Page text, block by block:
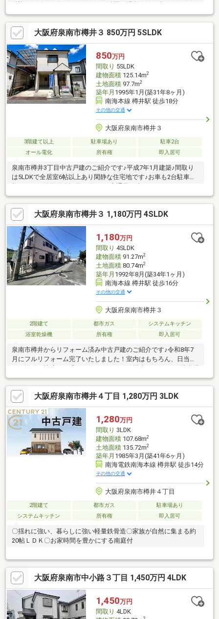
送迎サービスも有りますので、ご希望の場所までお車でお伺いし
ます♪【無料不動産購入相談会 実施中！】物件探しだけでなく、
リフォーム、住宅ローン、火災保険等、皆様の気になる疑問にお
答えします！泉南市・阪南市のおうち探しはお任せください！
【お問い合わせについて】「見学予約する」「資料請求する」か
らのお問い合わせは24時間受付中！ネットに掲載していない物件
もご紹介できます！「お電話」「資料請求する」からお気軽にお
問い合わせください！
大阪府泉南市樽井３ 850万円 5SLDK
850万円
間取り 5SLDK
建物面積125.14m2
土地面積97.7m2
築年月 1995年1月(築31年8ヶ月)
南海本線 樽井駅 徒歩18分
その他の交通
大阪府泉南市樽井３
3階建て以上 駐車場あり
駐車2台
オール電化
所有権 即入居可
泉南市樽井3丁目中古戸建のご紹介です♪平成7年1月建築♪間取り
は5LDKで全居室6帖以上あり閑静な住宅地です♪お車も2台駐車可
つでもご内覧いただけますので是非一度見学いかがでしょうか♪皆
さまからのお問い合わせをお待ちしております。※令和8年度固定
資産税：調査中※増築未登記部分有（3階部分、約26.73平米）
大阪府泉南市樽井３ 1,180万円 4SLDK
1,180万円
間取り 4SLDK
建物面積91.27m2
土地面積80.74m2
築年月 1992年8月(築34年1ヶ月)
南海本線 樽井駅 徒歩16分
その他の交通
大阪府泉南市樽井３
2階建て 都市ガス
システムキッチン
浴室乾燥機
所有権 即入居可
泉南市樽井からリフォーム済み中古戸建のご紹介です♪令和8年7
月にフルリフォーム完了いたしました！室内はもちろん、日当た
りも抜群で快適にお過ごしいただけること間違いないです♪駐車場
もおうちのすぐ裏に月極駐車場（空き有り）がございますのでご
安心ください♪「閑静な住宅街で静かに暮らしたい．．．」「海に
車ですぐ行ける場所に住みたい．．．」そんな方々におすすめで
す！お問い合わせお待ちしております♪*********※令和8年固定資
産税：52594円/年※隣地月極駐車場空き有り 月額6000円-
大阪府泉南市樽井４丁目 1,280万円 3LDK
1,280万円
間取り 3LDK
建物面積107.68m2
土地面積135.72m2
築年月 1985年3月(築41年6ヶ月)
南海電鉄南海本線 樽井駅 徒歩14分
その他の交通
大阪府泉南市樽井４丁目
2階建て 都市ガス
駐車場あり
システムキッチン
所有権 即入居可
〇揺れに強い、暮らしに強い軽量鉄骨造〇家族が自然に集まる約
20帖ＬＤＫ〇お家時間を豊かにする南庭付
大阪府泉南市中小路３丁目 1,450万円 4LDK
1,450万円
間取り 4LDK